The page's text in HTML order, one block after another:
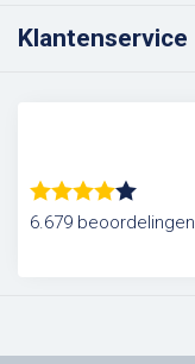
Klantenservice
6.679 beoordelingen